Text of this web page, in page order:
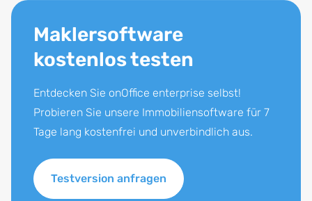
Maklersoftware
kostenlos testen
Entdecken Sie onOffice enterprise selbst!
Probieren Sie unsere Immobiliensoftware für 7
Tage lang kostenfrei und unverbindlich aus.
Testversion anfragen